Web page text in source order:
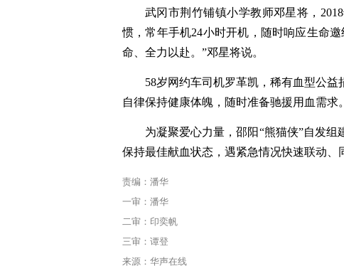
武冈市荆竹铺镇小学教师邓星将，
惯，常年手机24小时开机，随时响应生命
命、全力以赴。”邓星将说。
58岁网约车司机罗革凯，稀有血型公
自律保持健康体魄，随时准备驰援用血需求。
为凝聚爱心力量，邵阳“熊猫侠”自发
保持最佳献血状态，遇紧急情况快速联动、
责编：潘华
一审：潘华
二审：印奕帆
三审：谭登
来源：华声在线